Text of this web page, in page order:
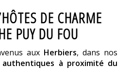
DE CHARME
PUY DU FOU
aux Herbiers, dans nos
authentiques à proximité du
A partir de
-
Site Officiel
Meilleur tarif garanti